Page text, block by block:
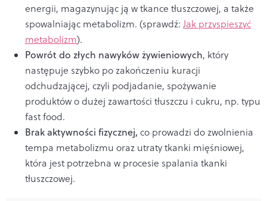
energii, magazynując ją wtkance tłuszczowej, a także
spowalniając metabolizm. (sprawdź: Jak przyspieszyć
metabolizm).
Powrót do złych nawyków żywieniowych, który
następuje szybko po zakończeniu kuracji
odchudzającej, czyli podjadanie, spożywanie
produktów o dużej zawartości tłuszczu i cukru, np. typu
fast food.
Brak aktywności fizycznej, co prowadzi do zwolnienia
tempa metabolizmu oraz utraty tkanki mięśniowej,
która jest potrzebna w procesie spalania tkanki
tłuszczowej.